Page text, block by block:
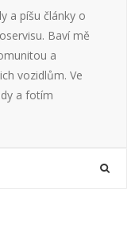
a píšu články o
Baví mě
a
vozidlům. Ve
a fotím